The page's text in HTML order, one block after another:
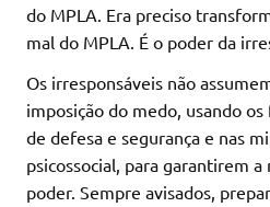
do MPLA. Era preciso
mal do MPLA. É o poder da
Os irresponsáveis não
imposição do medo, usando
de defesa e segurança e nas
psicossocial, para garantirem
poder. Sempre avisados,